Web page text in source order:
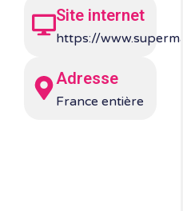
Site internet
https://
Adresse
France entière